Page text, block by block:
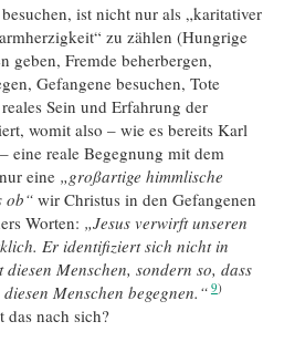
ist nicht nur als „karitativer
zu zählen (Hungrige
geben, Fremde beherbergen,
Gefangene besuchen, Tote
Sein und Erfahrung der
womit also – wie es bereits Karl
eine reale Begegnung mit dem
eine „großartige himmlische
ob“wir Christus in den Gefangenen
Worten: „Jesus verwirft unseren
Er identifiziert sich nicht in
Menschen, sondern so, dass
Menschen begegnen.“ 9
das nach sich?